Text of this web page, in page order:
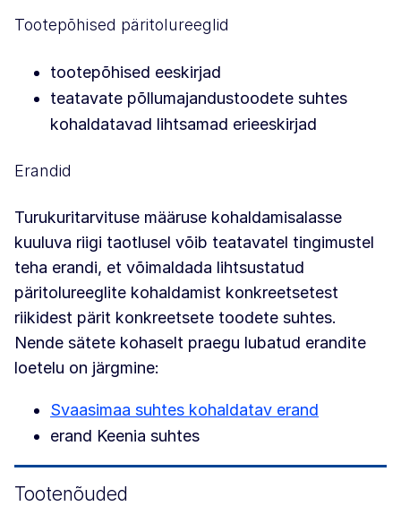
Tootepõhised päritolureeglid
tootepõhised eeskirjad
teatavate põllumajandustoodete suhtes
kohaldatavad lihtsamad erieeskirjad
Erandid
Turukuritarvituse määruse kohaldamisalasse
kuuluva riigi taotlusel võib teatavatel tingimustel
teha erandi, et võimaldada lihtsustatud
päritolureeglite kohaldamist konkreetsetest
riikidest pärit konkreetsete toodete suhtes.
Nende sätete kohaselt praegu lubatud erandite
loetelu on järgmine:
Svaasimaa suhtes kohaldatav erand
erand Keenia suhtes
Tootenõuded